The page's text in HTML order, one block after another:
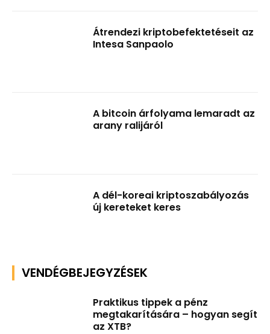
Átrendezi kriptobefektetéseit az
Intesa Sanpaolo
A bitcoin árfolyama lemaradt az
arany ralijáról
A dél-koreai kriptoszabályozás
új kereteket keres
VENDÉGBEJEGYZÉSEK
Praktikus tippek a pénz
megtakarítására – hogyan segít
az XTB?